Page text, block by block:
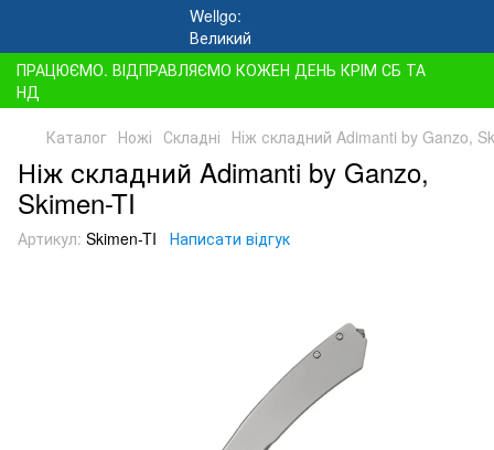
ПРАЦЮЄМО. ВІДПРАВЛЯЄМО КОЖЕН ДЕНЬ КРІМ СБ ТА
НД
Каталог Ножі Складні Ніж складний Adimanti by Ganzo,
Ніж складний Adimanti by Ganzo,
Skimen-TI
Артикул: Skimen-TI Написати відгук